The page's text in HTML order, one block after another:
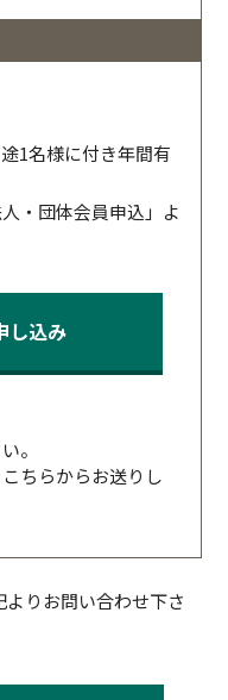
1名様に付き年間有
・団体会員申込」よ
し込み
。
ちらからお送りし
りお問い合わせ下さ